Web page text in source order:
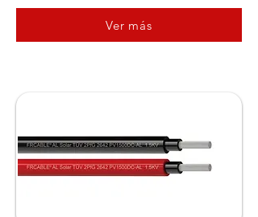
Ver más